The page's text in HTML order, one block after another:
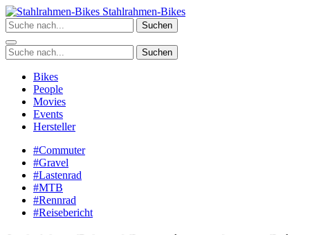
Zum
Inhalt
springen
Stahlrahmen-Bikes
Suchen
Suchen
Bikes
People
Movies
Events
Hersteller
#Commuter
#Gravel
#Lastenrad
#MTB
#Rennrad
#Reisebericht